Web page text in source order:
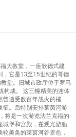
大教堂，一座歌德式建
，它是13至15世纪的哥德
堂。旧城市政厅位于罗马
构成。 这三幢精美的连体
曾遭受数百年战火的摧
征。后特别安排莱茵河游
将是一次游览法兰克福的
堡和宫殿，在观光游船
美奂的莱茵河谷景色，